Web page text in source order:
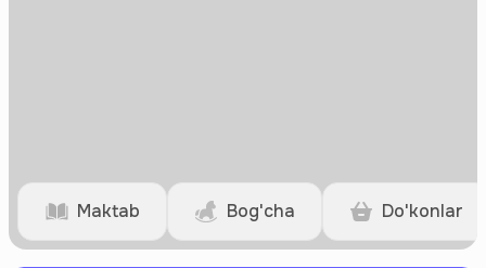
Maktab Bog'cha Do'konlar